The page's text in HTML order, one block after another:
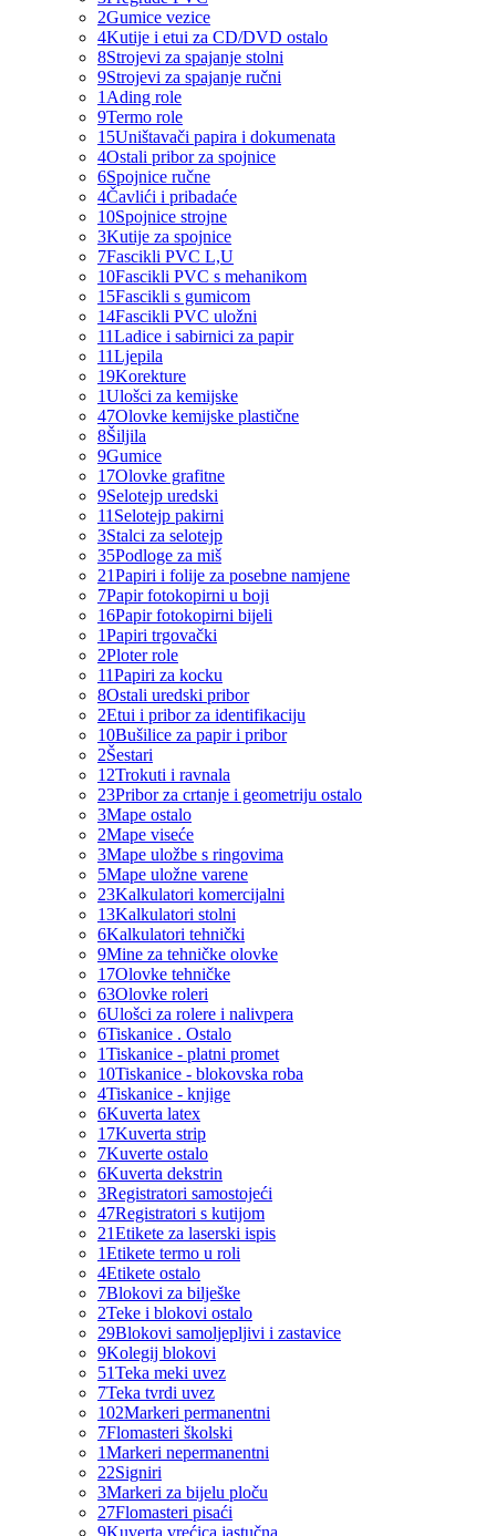
2Gumice vezice
4Kutije i etui za CD/DVD ostalo
8Strojevi za spajanje stolni
9Strojevi za spajanje ručni
1 Ading role
9Termo role
15Uništavači papira i dokumenata
4Ostali pribor za spojnice
6Spojnice ručne
4Čavlići i pribadaće
10Spojnice strojne
3Kutije za spojnice
7Fascikli PVC L,U
10Fascikli PVC s mehanikom
15Fascikli s gumicom
14Fascikli PVC uložni
11Ladice i sabirnici za papir
11Ljepila
19Korekture
1Ulošci za kemijske
47Olovke kemijske plastične
8Šiljila
9Gumice
17Olovke grafitne
9Selotejp uredski
11 Selotejp pakirni
3Stalci za selotejp
35Podloge za miš
21Papiri i folije za posebne namjene
7Papir fotokopirni u boji
16Papir fotokopirni bijeli
1Papiri trgovački
2Ploter role
11Papiri za kocku
8Ostali uredski pribor
2Etui i pribor za identifikaciju
10Bušilice za papir i pribor
2Šestari
12Trokuti i ravnala
23Pribor za crtanje i geometriju ostalo
3Mape ostalo
2Mape viseće
3Mape uložbe s ringovima
5Mape uložne varene
23Kalkulatori komercijalni
13Kalkulatori stolni
6Kalkulatori tehnički
9Mine za tehničke olovke
17Olovke tehničke
63Olovke roleri
6Ulošci za rolere i nalivpera
6Tiskanice . Ostalo
1Tiskanice - platni promet
10Tiskanice - blokovska roba
4Tiskanice - knjige
6Kuverta latex
17Kuverta strip
7Kuverte ostalo
6Kuverta dekstrin
3Registratori samostojeći
47Registratori s kutijom
21Etikete za laserski ispis
1Etikete termo u roli
4Etikete ostalo
7Blokovi za bilješke
2Teke i blokovi ostalo
29Blokovi samoljepljivi i zastavice
9Kolegij blokovi
51Teka meki uvez
7Teka tvrdi uvez
102Markeri permanentni
7Flomasteri školski
1Markeri nepermanentni
22Signiri
3Markeri za bijelu ploču
27Flomasteri pisaći
9Kuverta vrećica jastučna